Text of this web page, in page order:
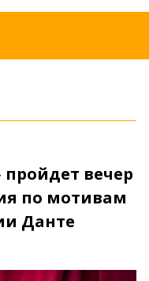
вечер
по мотивам
Данте